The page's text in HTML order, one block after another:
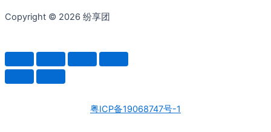
Copyright © 2026 纷享团
粤ICP备19068747号-1